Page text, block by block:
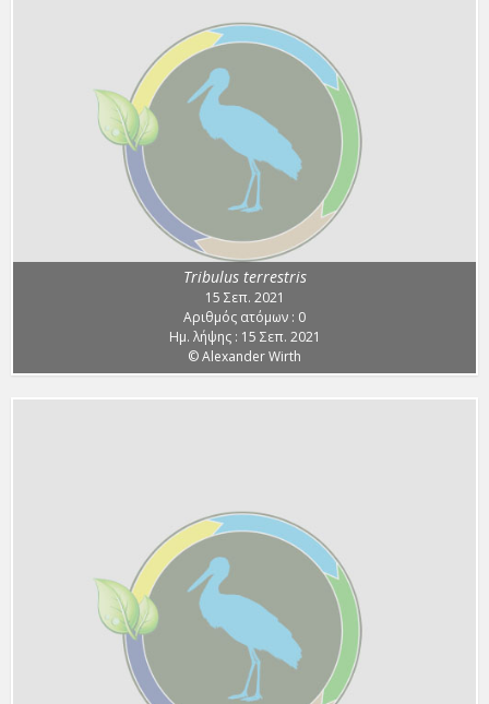
Tribulus terrestris
15 Σεπ. 2021
Αριθμός ατόμων : 0
Ημ. λήψης : 15 Σεπ. 2021
© Alexander Wirth